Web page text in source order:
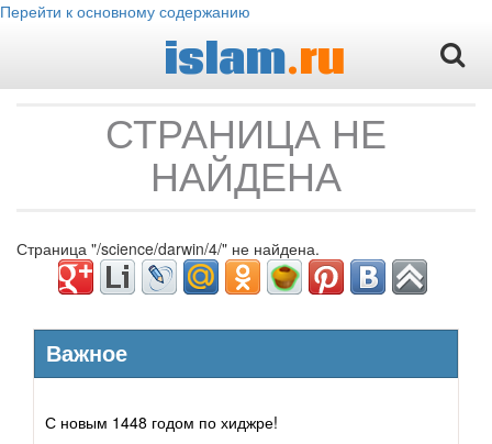
Перейти к основному содержанию
islam.ru
СТРАНИЦА НЕ
НАЙДЕНА
Страница "/science/darwin/4/" не найдена.
Важное
С новым 1448 годом по хиджре!